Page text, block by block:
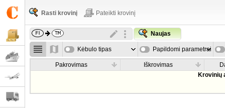
Rasti krovinį Pateikti krovinį
Naujas
Kėbulo tipas Papildomi parametrai
Pakrovimas Iškrovimas
Krovinių